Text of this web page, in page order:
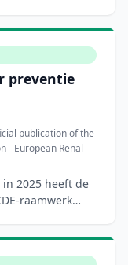
preventie
publication of the
- European Renal
2025 heeft de
raamwerk